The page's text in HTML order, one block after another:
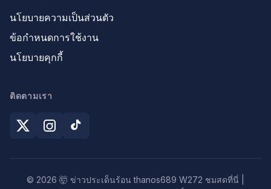
นโยบายความเป็นส่วนตัว
ข้อกำหนดการใช้งาน
นโยบายคุกกี้
ติดตามเรา
© 2026 🤯 ข่าวประเด็นร้อน thanos689 W272 ชมสดที่นี่ |